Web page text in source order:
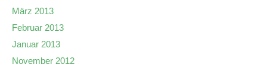
März 2013
Februar 2013
Januar 2013
November 2012